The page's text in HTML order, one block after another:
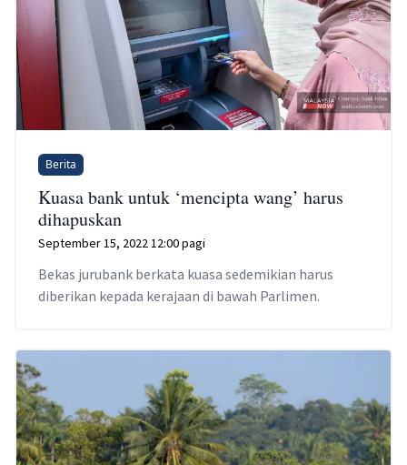
Berita
Kuasa bank untuk ‘mencipta wang’ harus
dihapuskan
September 15, 2022 12:00 pagi
Bekas jurubank berkata kuasa sedemikian harus
diberikan kepada kerajaan di bawah Parlimen.